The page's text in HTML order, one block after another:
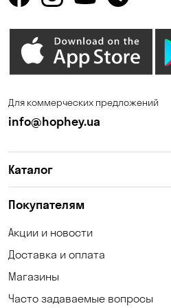
Горишние Плавни
Елизаветовка
Калиновка
Киев
Княжичи
Котовка
Для коммерческих предложений
info@hophey.ua
Каталог
Покупателям
Акции и новости
Доставка и оплата
Магазины
Часто задаваемые вопросы